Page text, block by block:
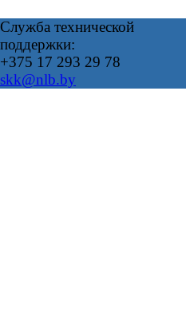
Служба технической
поддержки:
+375 17 293 29 78
skk@nlb.by